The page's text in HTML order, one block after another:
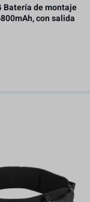
Batería de montaje
con salida
completa 2H